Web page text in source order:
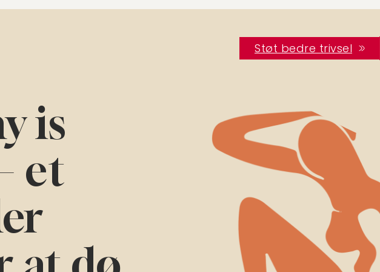
Støt bedre trivsel
is
et